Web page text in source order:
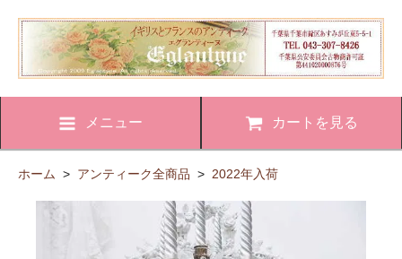
メニュー カートを見る
ホーム > アンティーク全商品 > 2022年入荷